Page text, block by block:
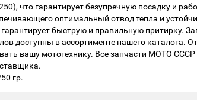
что гарантирует безупречную посадку и
оптимальный отвод тепла и
быструю и правильную притирку.
доступны в ассортименте нашего каталога.
вашу мототехнику. Все запчасти МОТО СССР
гр.